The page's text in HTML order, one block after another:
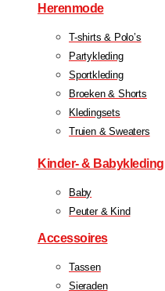
Herenmode
T-shirts & Polo’s
Partykleding
Sportkleding
Broeken & Shorts
Kledingsets
Truien & Sweaters
Kinder- & Babykleding
Baby
Peuter & Kind
Accessoires
Tassen
Sieraden